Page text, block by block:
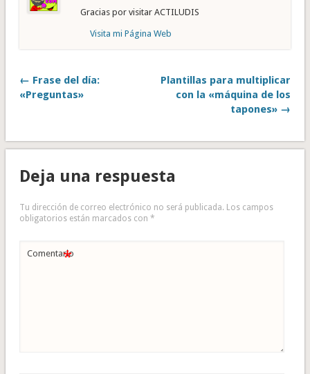
Gracias por visitar ACTILUDIS
Visita mi Página Web
← Frase del día:
«Preguntas»
Plantillas para multiplicar
con la «máquina de los
tapones» →
Deja una respuesta
Tu dirección de correo electrónico no será publicada. Los campos
obligatorios están marcados con *
Comentario
*